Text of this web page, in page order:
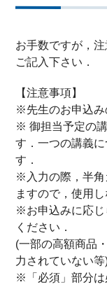
お手数ですが，
ご記入下さい．
【注意事項】
※先生のお申込み
※ 御担当予定の
す．一つの講義
す．
※入力の際，半角
ますので，使用
※お申込みに応じ
ください．
(一部の高額商品
力されていない等
※「必須」部分は